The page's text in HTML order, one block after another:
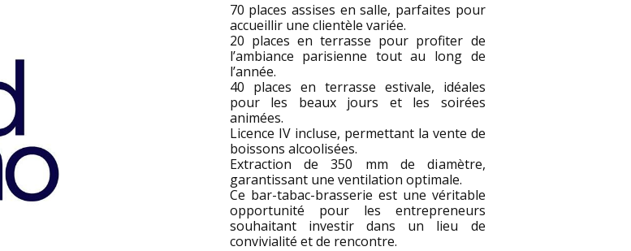
70 places assises en salle, parfaites pour
accueillir une clientèle variée.
20 places en terrasse pour profiter de
l’ambiance parisienne tout au long de
l’année.
40 places en terrasse estivale, idéales
pour les beaux jours et les soirées
animées.
Licence IV incluse, permettant la vente de
boissons alcoolisées.
Extraction de 350 mm de diamètre,
garantissant une ventilation optimale.
Ce bar-tabac-brasserie est une véritable
opportunité pour les entrepreneurs
souhaitant investir dans un lieu de
convivialité et de rencontre.